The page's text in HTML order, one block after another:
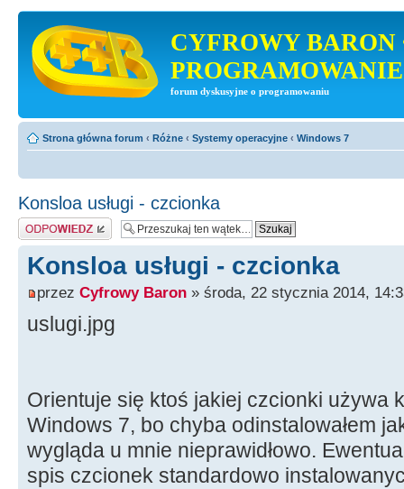
CYFROWY BARON
PROGRAMOWANIE
forum dyskusyjne o programowaniu
Strona główna forum ‹ Różne ‹ Systemy operacyjne ‹ Windows 7
Konsloa usługi - czcionka
Odpowiedz
Konsloa usługi - czcionka
przez Cyfrowy Baron » środa, 22 stycznia 2014,
uslugi.jpg
Orientuje się ktoś jakiej czcionki używa
Windows 7, bo chyba odinstalowałem
wygląda u mnie nieprawidłowo.
spis czcionek standardowo